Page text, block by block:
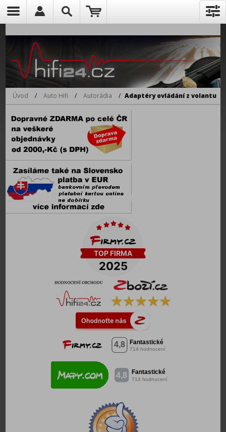
Úvod / Auto Hifi / Autorádia / Adaptéry ovládání z volantu